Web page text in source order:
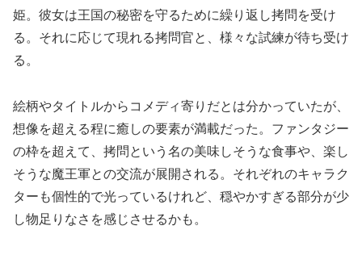
姫。彼女は王国の秘密を守るために繰り返し拷問を受け
る。それに応じて現れる拷問官と、様々な試練が待ち受け
る。
絵柄やタイトルからコメディ寄りだとは分かっていたが、
想像を超える程に癒しの要素が満載だった。ファンタジー
の枠を超えて、拷問という名の美味しそうな食事や、楽し
そうな魔王軍との交流が展開される。それぞれのキャラク
ターも個性的で光っているけれど、穏やかすぎる部分が少
し物足りなさを感じさせるかも。